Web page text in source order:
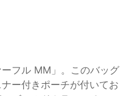
フル MM」。このバッグ
ー付きポーチが付いてお